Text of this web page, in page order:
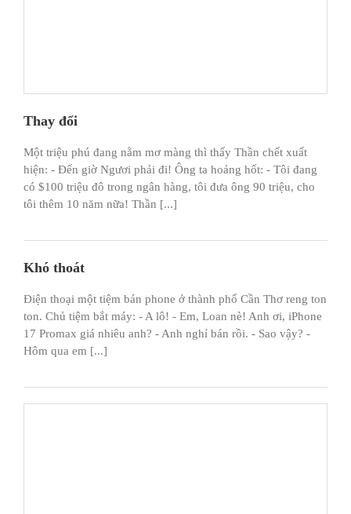
Thay đổi
Một triệu phú đang nằm mơ màng thì thấy Thần chết xuất
hiện: - Đến giờ Ngươi phải đi! Ông ta hoảng hốt: - Tôi đang
có $100 triệu đô trong ngân hàng, tôi đưa ông 90 triệu, cho
tôi thêm 10 năm nữa! Thần [...]
Khó thoát
Điện thoại một tiệm bán phone ở thành phố Cần Thơ reng ton
ton. Chủ tiệm bắt máy: - A lô! - Em, Loan nè! Anh ơi, iPhone
17 Promax giá nhiêu anh? - Anh nghỉ bán rồi. - Sao vậy? -
Hôm qua em [...]